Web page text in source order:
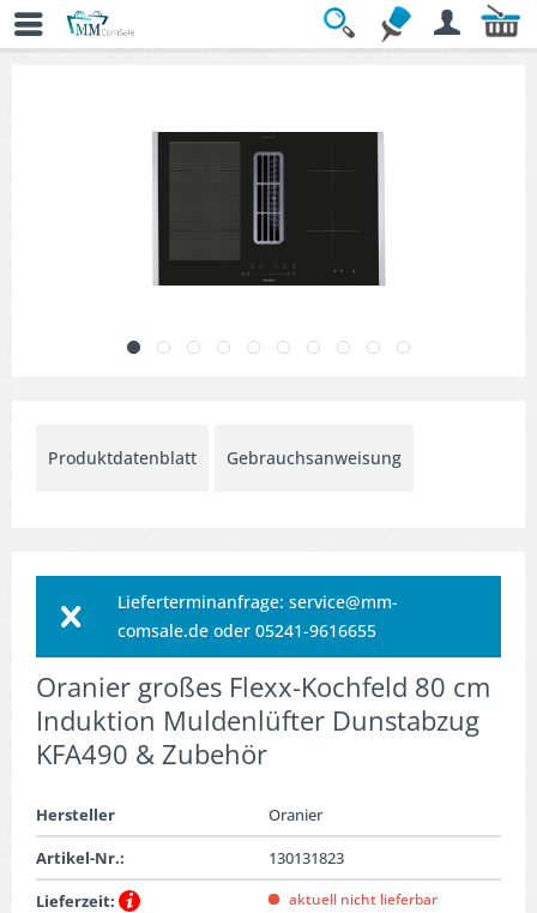
Übersicht
Produktdatenblatt Gebrauchsanweisung
Lieferterminanfrage: service@mm-
comsale.de oder 05241-9616655
Oranier großes Flexx-Kochfeld 80 cm
Induktion Muldenlüfter Dunstabzug
KFA490 & Zubehör
Hersteller
Oranier
Artikel-Nr.:
130131823
Lieferzeit:
aktuell nicht lieferbar